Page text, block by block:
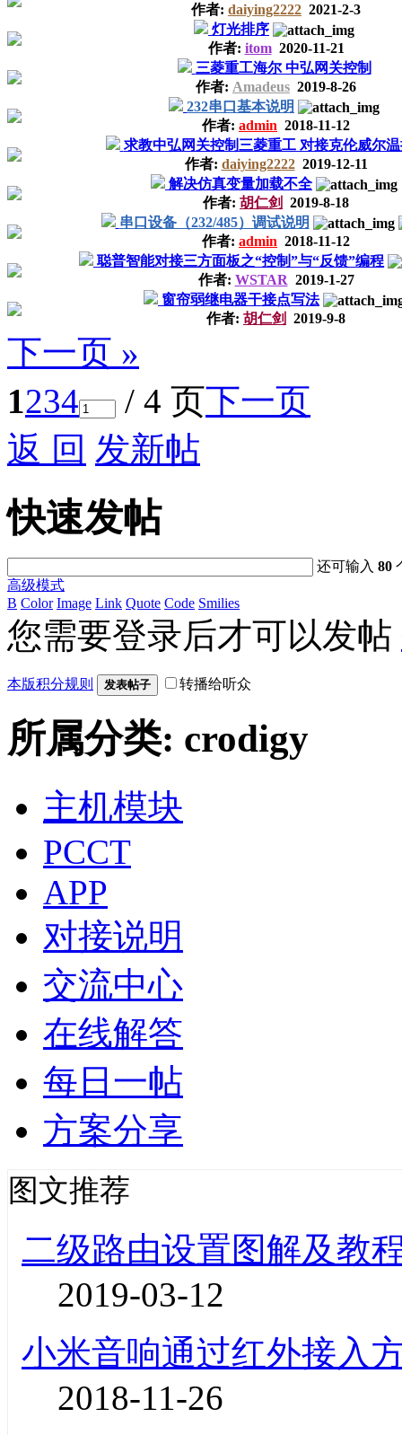
作者: daiying2222 2021-2-3
灯光排序
作者: itom2020-11-21
三菱重工海尔 中弘网关控制
作者: Amadeus 2019-8-26
232串口基本说明
作者: admin 2018-11-12
求教中弘网关控制三菱重工 对接克伦威尔
作者: daiying22222019-12-11
解决仿真变量加载不全
作者: 胡仁剑
2019-8-18
串口设备（232/485）调试说明
作者: admin 2018-11-12
聪普智能对接三方面板之“控制”与“反馈”编程
作者: WSTAR 2019-1-27
窗帘弱继电器干接点写法
作者: 胡仁剑 2019-9-8
下一页 »
1234 / 4 页下一页
返 回 发新帖
快速发帖
还可输入80
高级模式
B Color Image Link Quote Code Smilies
您需要登录后才可以发帖
本版积分规则 发表帖子 转播给听众
所属分类: crodigy
主机模块
PCCT
APP
对接说明
交流中心
在线解答
每日一帖
方案分享
图文推荐
二级路由设置图解及教
2019-03-12
小米音响通过红外接入
2018-11-26